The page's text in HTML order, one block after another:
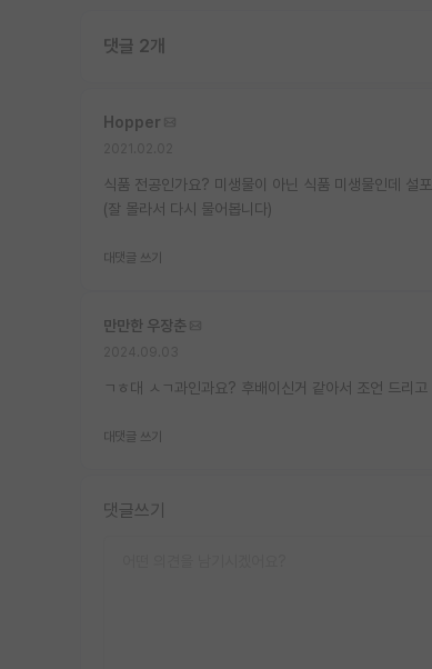
댓글 2개
Hopper
식품 전공인가요? 미생물이 아닌 식품 미생물인데 설
(잘 몰라서 다시 물어봅니다)
대댓글 쓰기
만만한 우장춘
ㄱㅎ대 ㅅㄱ과인과요? 후배이신거 같아서 조언 드리
대댓글 쓰기
댓글쓰기